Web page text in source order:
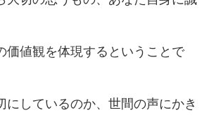
価値観を体現するということで
にしているのか、世間の声にかき